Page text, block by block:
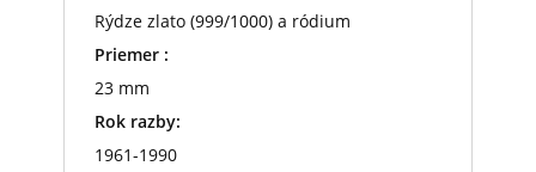
Rýdze zlato (999/1000) a ródium
Priemer :
23 mm
Rok razby:
1961-1990